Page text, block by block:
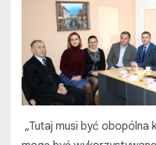
„Tutaj musi być obopólna